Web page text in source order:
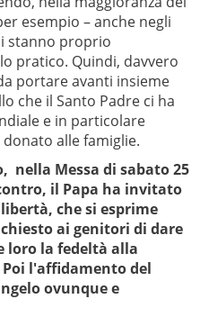
esempio – anche negli
stanno proprio
pratico. Quindi, davvero
portare avanti insieme
che il Santo Padre ci ha
e in particolare
alle famiglie.
nella Messa di sabato 25
il Papa ha invitato
che si esprime
ai genitori di dare
loro la fedeltà alla
l'affidamento del
ovunque e